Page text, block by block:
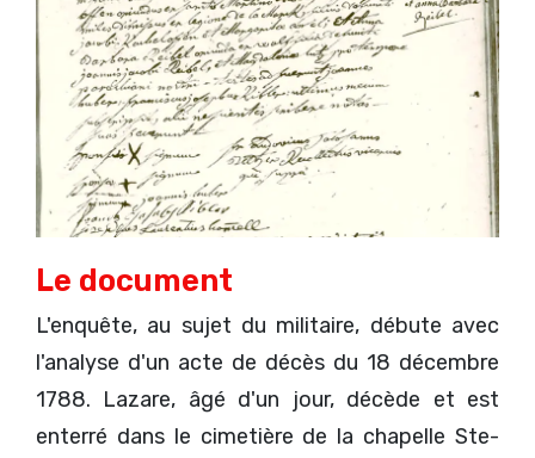
Le document
L'enquête, au sujet du militaire, débute avec
l'analyse d'un acte de décès du 18 décembre
1788. Lazare, âgé d'un jour, décède et est
enterré dans le cimetière de la chapelle Ste-